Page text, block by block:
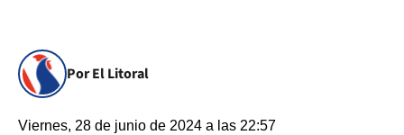
Por El Litoral
Viernes, 28 de junio de 2024 a las 22:57